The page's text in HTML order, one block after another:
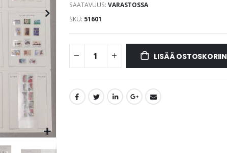
SAATAVUUS: VARASTOSSA
SKU 51601
LISÄÄ OSTOSKORIIN